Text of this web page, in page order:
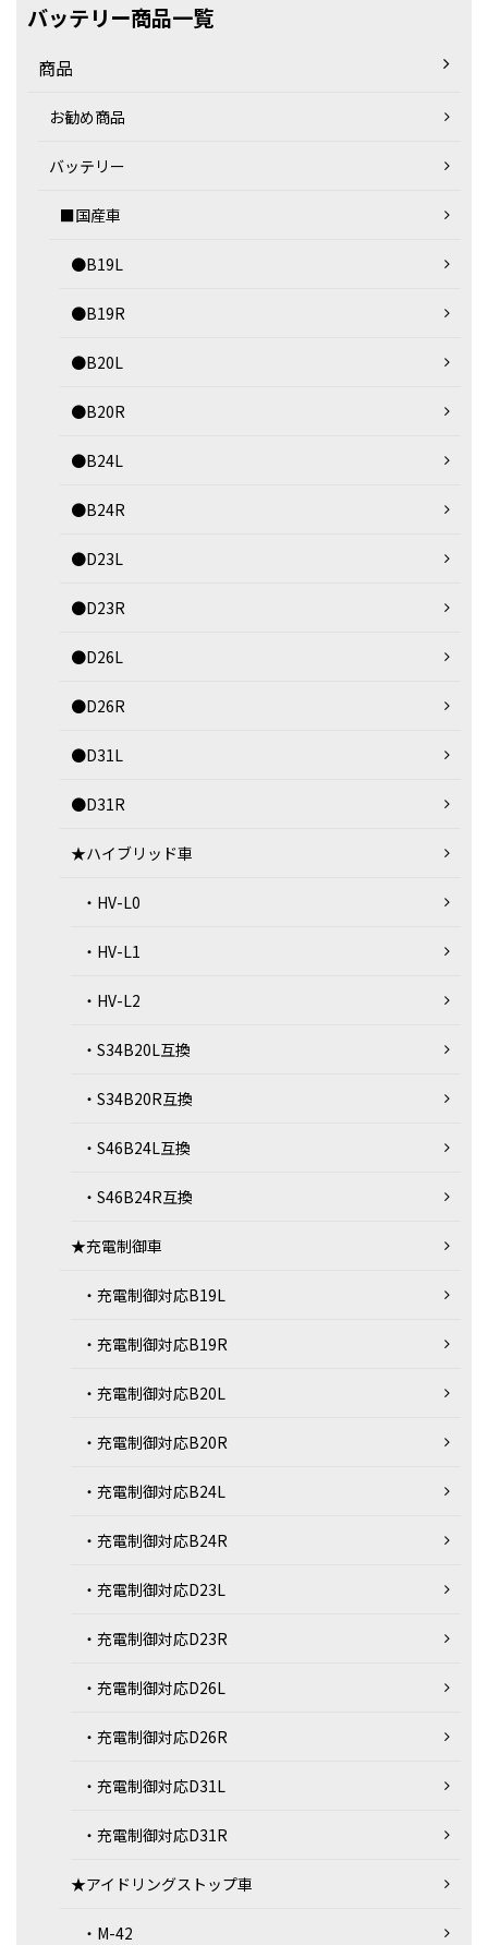
バッテリー商品一覧
商品
お勧め商品
バッテリー
■国産車
●B19L
●B19R
●B20L
●B20R
●B24L
●B24R
●D23L
●D23R
●D26L
●D26R
●D31L
●D31R
★ハイブリッド車
・HV-L0
・HV-L1
・HV-L2
・S34B20L互換
・S34B20R互換
・S46B24L互換
・S46B24R互換
★充電制御車
・充電制御対応B19L
・充電制御対応B19R
・充電制御対応B20L
・充電制御対応B20R
・充電制御対応B24L
・充電制御対応B24R
・充電制御対応D23L
・充電制御対応D23R
・充電制御対応D26L
・充電制御対応D26R
・充電制御対応D31L
・充電制御対応D31R
★アイドリングストップ車
・M-42